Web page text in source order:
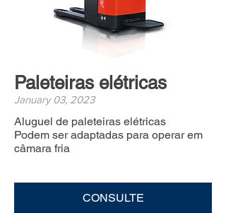
Paleteiras elétricas
January 03, 2023
Aluguel de paleteiras elétricas
Podem ser adaptadas para operar em
câmara fria
CONSULTE